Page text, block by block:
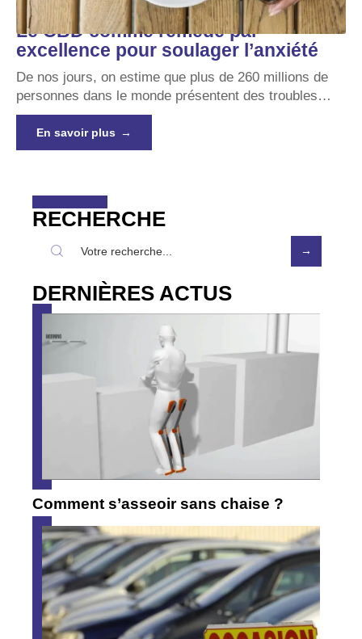
Le CBD comme remède par
excellence pour soulager l’anxiété
De nos jours, on estime que plus de 260 millions de
personnes dans le monde présentent des troubles…
En savoir plus
RECHERCHE
DERNIÈRES ACTUS
Comment s’asseoir sans chaise ?